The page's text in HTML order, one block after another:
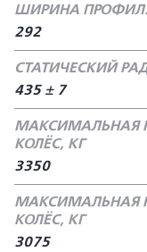
ШИРИНА
292
СТАТИЧЕСКИЙ
435 ± 7
МАКСИМАЛЬНАЯ
КОЛЁС, КГ
3350
МАКСИМАЛЬНАЯ
КОЛЁС, КГ
3075